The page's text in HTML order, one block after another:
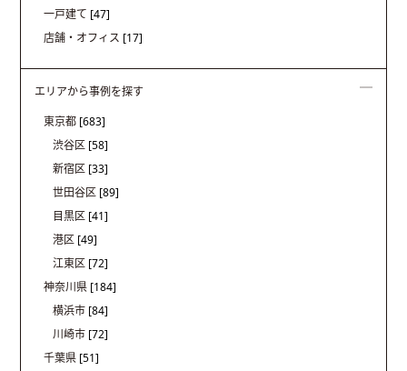
一戸建て [47]
店舗・オフィス [17]
エリアから事例を探す
東京都 [683]
渋谷区 [58]
新宿区 [33]
世田谷区 [89]
目黒区 [41]
港区 [49]
江東区 [72]
神奈川県 [184]
横浜市 [84]
川崎市 [72]
千葉県 [51]